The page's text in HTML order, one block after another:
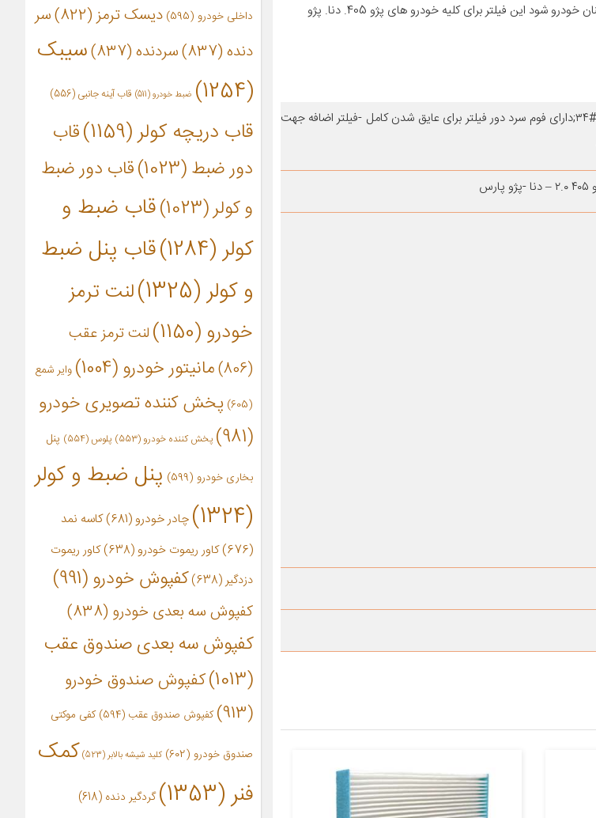
دهد این فیلتر مخصوص هوای ورودی بخاری و کولر به درون خودرو می باشد و باعث راحتی سرنشینان خودرو شود این فیلتر برای کلیه خودرو های پژو 405. دنا. پژو
نمد مخصوص ۱.۲ میلی متری تا ۹۰ % جذب بیشتر گرد و خاک و دود &#۳۴;دارای فوم سرد دور فیلتر برای عایق شدن کامل -فیلتر اضافه جهت
داخلی خودرو (595) دیسک ترمز(822)
سر
دنده(837) سردنده(837)
سیبک
(1254)
ضبط خودرو(511) قاب آینه جانبی (556)
قاب دریچه کولر(1159)
قاب
دور ضبط(1023)
قاب دور ضبط
و کولر(1023)
قاب ضبط و
کولر(1284)
قاب پنل ضبط
و کولر(1325)
لنت ترمز
خودرو(1150)
لنت ترمز عقب
(806)
مانیتور خودرو(1004)
وایر شمع
(605)
پخش کننده تصویری خودرو
(981)
پخش کننده خودرو(553) پلوس(554) پنل
بخاری خودرو (599)
پنل ضبط و کولر
(1324)
چادر خودرو (681)
کاسه نمد
(676)
کاور ریموت خودرو(638)
کاور ریموت
دزدگیر(638) کفپوش خودرو(991)
کفپوش سه بعدی خودرو (838)
کفپوش سه بعدی صندوق عقب
(1013)
کفپوش صندوق خودرو
(913)
کفپوش صندوق عقب (594) کفی موکتی
صندوق خودرو (602) کلید شیشه بالابر(523)
کمک
فنر(1353) گردگیر دنده (618)